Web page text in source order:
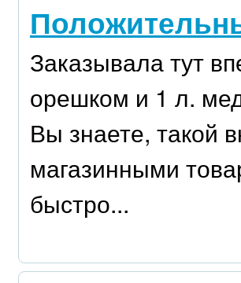
Заказывала тут
орешком и 1 л.
Вы знаете, такой
магазинными
быстро...